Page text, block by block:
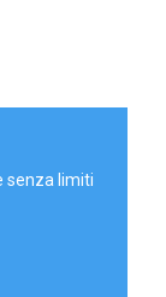
senza limiti